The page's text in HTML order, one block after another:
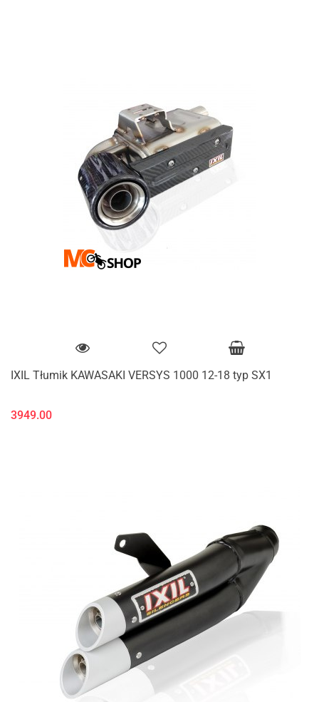
IXIL Tłumik KAWASAKI VERSYS 1000 12-18 typ SX1
3949.00